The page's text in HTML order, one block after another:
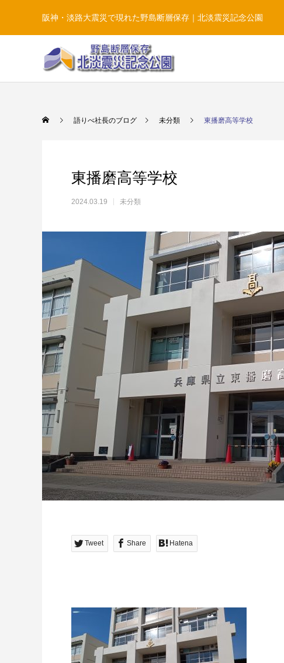
阪神・淡路大震災で現れた野島断層保存｜北淡震災記念公園
語りべ社長のブログ 未分類 東播磨高等学校
東播磨高等学校
2024.03.19 未分類
Tweet Share Hatena